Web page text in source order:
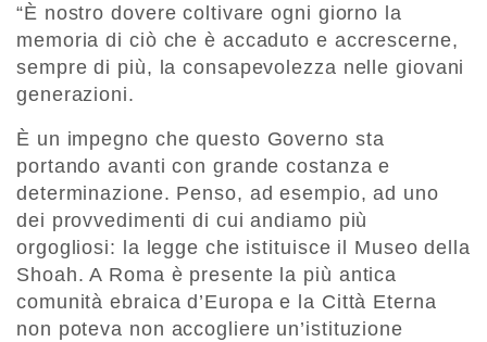
“È nostro dovere coltivare ogni giorno la
memoria di ciò che è accaduto e accrescerne,
sempre di più, la consapevolezza nelle giovani
generazioni.
È un impegno che questo Governo sta
portando avanti con grande costanza e
determinazione. Penso, ad esempio, ad uno
dei provvedimenti di cui andiamo più
orgogliosi: la legge che istituisce il Museo della
Shoah. A Roma è presente la più antica
comunità ebraica d’Europa e la Città Eterna
non poteva non accogliere un’istituzione